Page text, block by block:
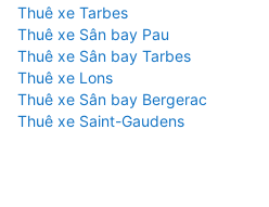
Thuê xe Tarbes
Thuê xe Sân bay Pau
Thuê xe Sân bay Tarbes
Thuê xe Lons
Thuê xe Sân bay Bergerac
Thuê xe Saint-Gaudens